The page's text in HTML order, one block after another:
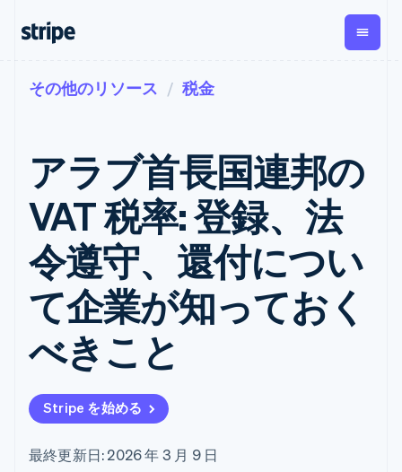
支払い
オンライン決
済
Managed
Payments
マーチャント
オブレコード
ソリューショ
ン
Payment links
コーディング
不要の決済ペ
ージ
Checkout
構築済み決済
UI
Elements
ポーネント
決済手段
済手段を利用
収益
経常収益
Metronome
従量課金
サブスクリ
プション
サブスクリ
プションの
管理
Invoicing
1 回限りまた
は継続
Tax
消費税と
VAT の自動
Recognition
自動化
Global
Payouts
第三者
への入
金
イス
フォー
企業規模別
ユースケース別
エージェンティックコマ
ース
E コマース / ECサイト
埋込型金融
請求・財務関連
グローバルビジネス
アプリ内決済
マーケットプレイス
プラットフォーム
SaaS
ドキュメント
ライブラリと SDK
Stripe Apps
ガイド
オンライン決済を受け付
け
構築済みの決済を実装
プラットフォームまたは
マーケットプレイスを構
築する
理
従量課金請求を提供
のカードを発行
エージェントによるサー
学ぶ
ガイド
サポート
サポートに問い合わせる
管理サポートプラン
プロフェッショナルサー
ビス
会社
製品ロードマップ
レンス
その他のリソース 税金
アラブ首長国連邦の
VAT 税率: 登録、法
令遵守、還付につい
て企業が知っておく
べきこと
Stripe を始める
最終更新日: 2026 年 3 月 9 日